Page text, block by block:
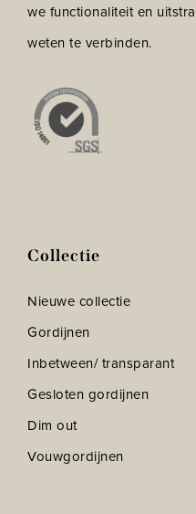
we functionaliteit en
weten te verbinden.
Collectie
Nieuwe collectie
Gordijnen
Inbetween/ transparant
Gesloten gordijnen
Dim out
Vouwgordijnen